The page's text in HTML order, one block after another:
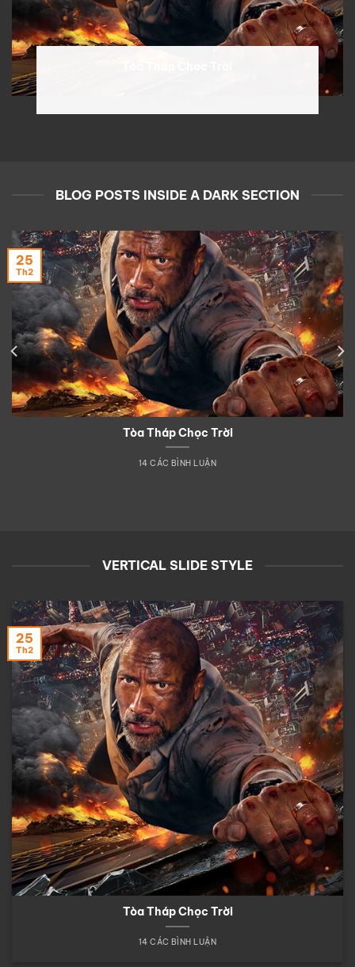
BLOG POSTS INSIDE A DARK SECTION
Tòa Tháp Chọc Trời
14 CÁC BÌNH LUẬN
25
Th2
VERTICAL SLIDE STYLE
Tòa Tháp Chọc Trời
14 CÁC BÌNH LUẬN
25
Th2